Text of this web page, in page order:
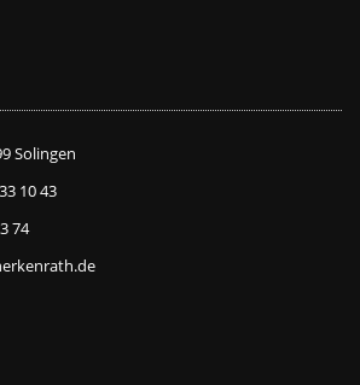
Solingen
10 43
74